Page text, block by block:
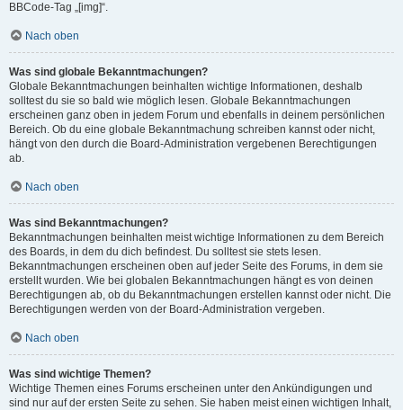
BBCode-Tag „[img]“.
Nach oben
Was sind globale Bekanntmachungen?
Globale Bekanntmachungen beinhalten wichtige Informationen, deshalb
solltest du sie so bald wie möglich lesen. Globale Bekanntmachungen
erscheinen ganz oben in jedem Forum und ebenfalls in deinem persönlichen
Bereich. Ob du eine globale Bekanntmachung schreiben kannst oder nicht,
hängt von den durch die Board-Administration vergebenen Berechtigungen
ab.
Nach oben
Was sind Bekanntmachungen?
Bekanntmachungen beinhalten meist wichtige Informationen zu dem Bereich
des Boards, in dem du dich befindest. Du solltest sie stets lesen.
Bekanntmachungen erscheinen oben auf jeder Seite des Forums, in dem sie
erstellt wurden. Wie bei globalen Bekanntmachungen hängt es von deinen
Berechtigungen ab, ob du Bekanntmachungen erstellen kannst oder nicht. Die
Berechtigungen werden von der Board-Administration vergeben.
Nach oben
Was sind wichtige Themen?
Wichtige Themen eines Forums erscheinen unter den Ankündigungen und
sind nur auf der ersten Seite zu sehen. Sie haben meist einen wichtigen Inhalt,